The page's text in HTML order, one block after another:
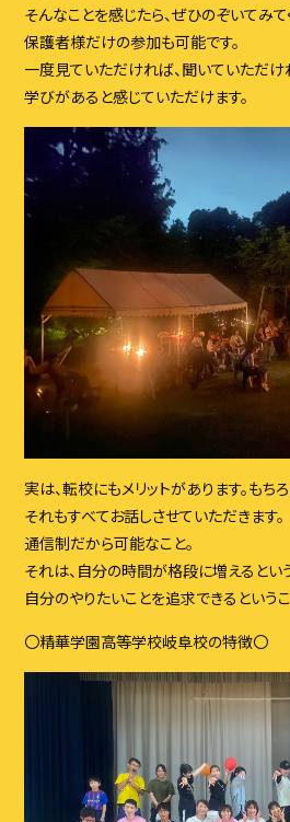
そんなことを感じたら、ぜひのぞいてみて
保護者様だけの参加も可能です。
一度見ていただければ、聞いていただけ
学びがあると感じていただけます。
実は、転校にもメリットがあります。もちろ
それもすべてお話しさせていただきます。
通信制だから可能なこと。
それは、自分の時間が格段に増えるとい
自分のやりたいことを追求できるというこ
〇精華学園高等学校岐阜校の特徴〇